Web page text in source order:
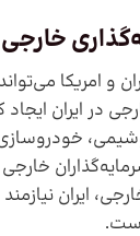
و امریکا
در ایران
خارجی
ایران